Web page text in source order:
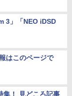
3」「NEO iDSD
はこのページで
集！ 見どころ記事